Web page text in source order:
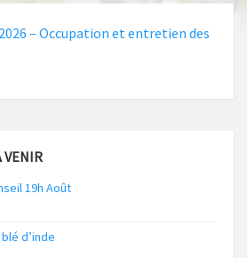
– Occupation et entretien des
VENIR
19h Août
d’inde